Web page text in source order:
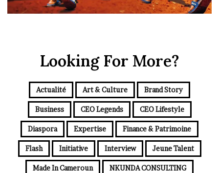
Looking For More?
Actualité Art & Culture Brand Story
Business CEO Legends CEO Lifestyle
Diaspora Expertise Finance & Patrimoine
Flash Initiative Interview Jeune Talent
Made In Cameroun NKUNDA CONSULTING